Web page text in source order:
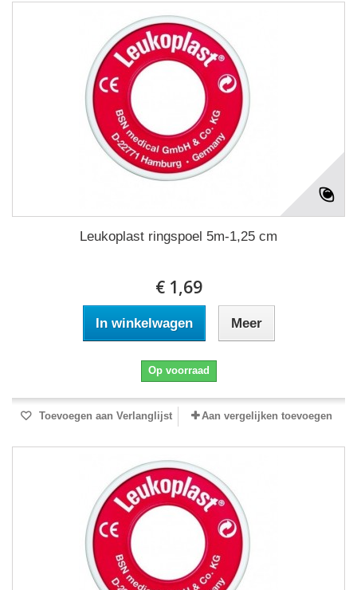
Leukoplast ringspoel 5m-1,25 cm
€ 1,69
In winkelwagen Meer
Op voorraad
Toevoegen aan Verlanglijst Aan vergelijken toevoegen